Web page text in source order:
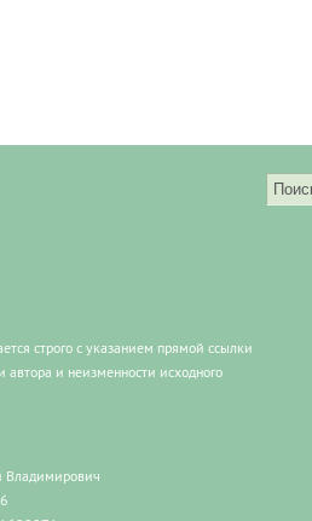
строго с указанием прямой ссылки
и неизменности исходного